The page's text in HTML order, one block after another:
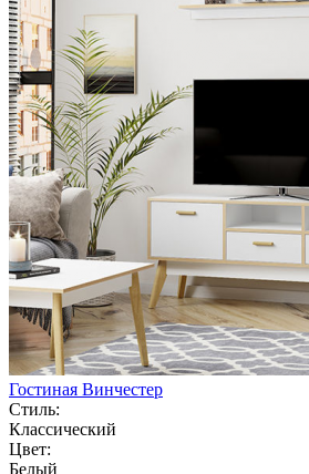
Гостиная Винчестер
Стиль:
Классический
Цвет:
Белый